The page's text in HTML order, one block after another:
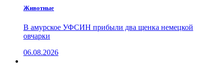
Животные
В амурское УФСИН прибыли два щенка немецкой
овчарки
06.08.2026